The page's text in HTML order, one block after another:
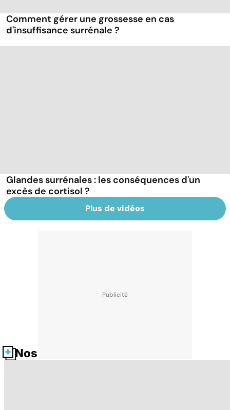
Comment gérer une grossesse en cas
d'insuffisance surrénale ?
Glandes surrénales : les conséquences d'un
excès de cortisol ?
Plus de vidéos
Nos fiches santé